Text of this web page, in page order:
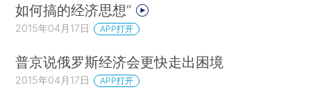
如何搞的经济思想”
2015年04月17日 APP打开
普京说俄罗斯经济会更快走出困境
2015年04月17日 APP打开